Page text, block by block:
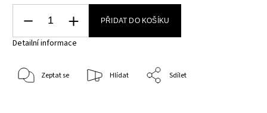
PŘIDAT DO KOŠÍKU
Detailní informace
Zeptat se Hlídat Sdílet